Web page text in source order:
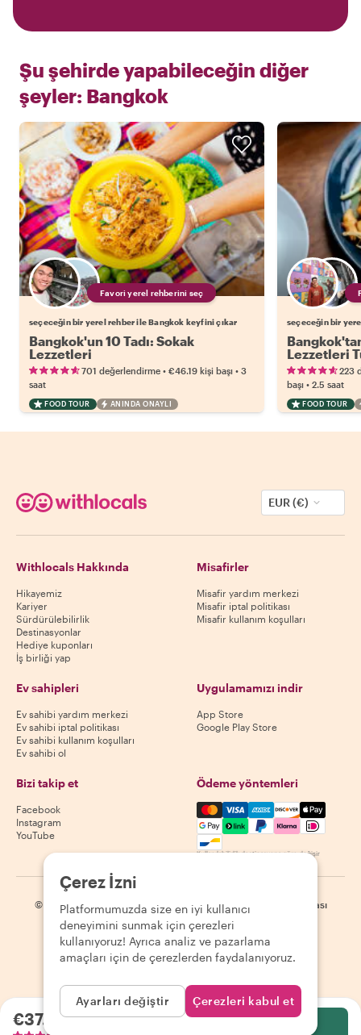
Şu şehirde yapabileceğin diğer
şeyler: Bangkok
Favori yerel rehberini seç
seçeceğin bir yerel rehber ile Bangkok keyfini çıkar
Bangkok'un 10 Tadı: Sokak
Lezzetleri
701 değerlendirme • €46.19 kişi başı • 3
saat
FOOD TOUR ANINDA ONAYLI
seçeceğin bir
Lezzetleri
223
başı • 2.5 saat
FOOD TOUR
€37.48kişi başı
EUR (€)
Withlocals Hakkında
Hikayemiz
Kariyer
Sürdürülebilirlik
Destinasyonlar
Hediye kuponları
İş birliği yap
Misafirler
Misafir yardım merkezi
Misafir iptal politikası
Misafir kullanım koşulları
Ev sahipleri
Ev sahibi yardım merkezi
Ev sahibi iptal politikası
Ev sahibi kullanım koşulları
Ev sahibi ol
Uygulamamızı indir
App Store
Google Play Store
Bizi takip et
Facebook
Instagram
YouTube
Ödeme yöntemleri
Mastercard, Visa, Amex,
Kullanılabilirlik destinasyona göre değişir
© 2026 Withlocals.com Gizlilik Politikası | Site haritası
Çerez İzni
Platformumuzda size en iyi kullanıcı
deneyimini sunmak için çerezleri
kullanıyoruz! Ayrıca analiz ve pazarlama
amaçları için de çerezlerden faydalanıyoruz.
Ayarları değiştir Çerezleri kabul et